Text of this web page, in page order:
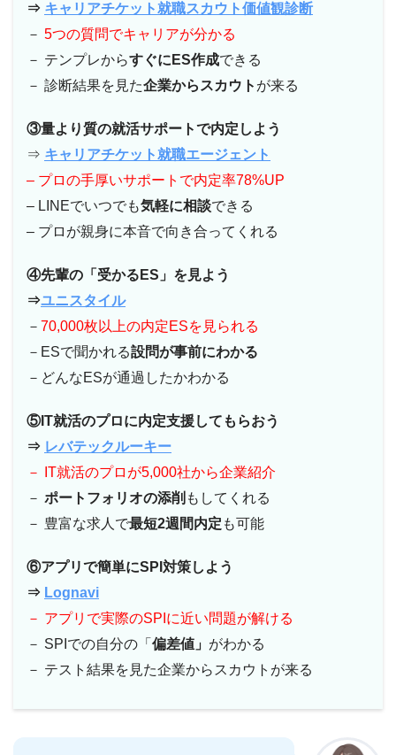
⇒ キャリアチケット就職スカウト価値観診断
－ 5つの質問でキャリアが分かる
－ テンプレからすぐにES作成できる
－ 診断結果を見た企業からスカウト が来る
③量より質の就活サポートで内定しよう
⇒ キャリアチケット就職エージェント
– プロの手厚いサポートで内定率78%UP
– LINEでいつでも気軽に相談できる
– プロが親身に本音で向き合ってくれる
④先輩の「受かるES」を見よう
⇒ユニスタイル
－ 70,000枚以上の内定ESを見られる
－ESで聞かれる設問が事前にわかる
－どんなESが通過したかわかる
⑤IT就活のプロに内定支援してもらおう
⇒ レバテックルーキー
－ IT就活のプロが5,000社から企業紹介
－ ポートフォリオの添削 もしてくれる
－ 豊富な求人で最短2週間内定 も可能
⑥アプリで簡単にSPI対策しよう
⇒ Lognavi
－ アプリで実際のSPIに近い問題が解ける
－ SPIでの自分の「 偏差値」 がわかる
－ テスト結果を見た企業からスカウトが来る